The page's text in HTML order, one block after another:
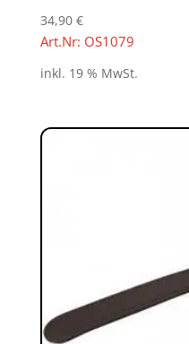
34,90 €
Art.Nr: OS1079
inkl. 19 % MwSt.